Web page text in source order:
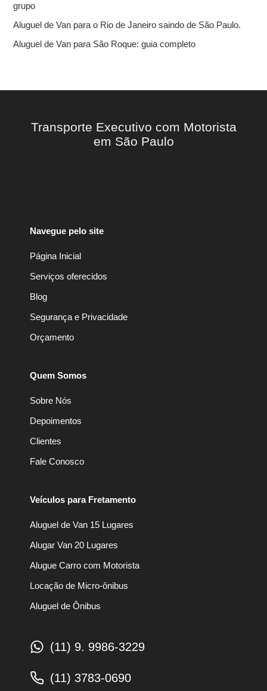
grupo
Aluguel de Van para o Rio de Janeiro saindo de São Paulo.
Aluguel de Van para São Roque: guia completo
Transporte Executivo com Motorista
em São Paulo
Navegue pelo site
Página Inicial
Serviços oferecidos
Blog
Segurança e Privacidade
Orçamento
Quem Somos
Sobre Nós
Depoimentos
Clientes
Fale Conosco
Veículos para Fretamento
Aluguel de Van 15 Lugares
Alugar Van 20 Lugares
Alugue Carro com Motorista
Locação de Micro-ônibus
Aluguel de Ônibus
(11) 9. 9986-3229
(11) 3783-0690